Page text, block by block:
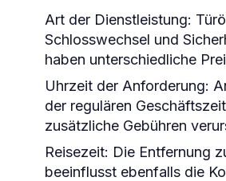
Art der Dienstleistung:
Schlosswechsel und
haben unterschiedliche
Uhrzeit der Anforderung:
der regulären
zusätzliche Gebühren
Reisezeit: Die Entfernung
beeinflusst ebenfalls die